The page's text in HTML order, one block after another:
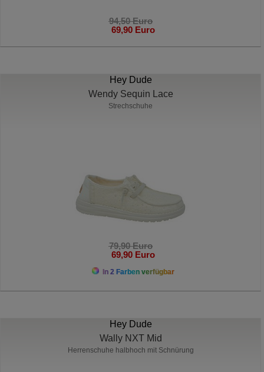
94,50 Euro
69,90 Euro
Hey Dude
Wendy Sequin Lace
Strechschuhe
79,90 Euro
69,90 Euro
In 2 Farben verfügbar
Hey Dude
Wally NXT Mid
Herrenschuhe halbhoch mit Schnürung